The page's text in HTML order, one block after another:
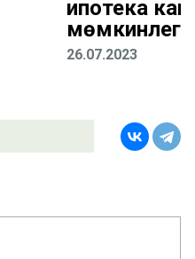
ипотека
26.07.2023